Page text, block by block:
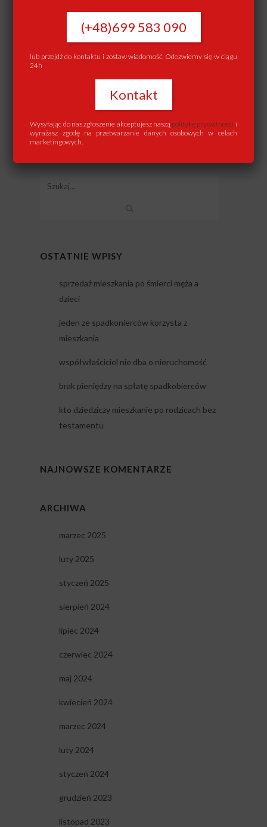
Budowa domu – na co zwrócić uwagę, aby nie
Jak stać się inwestorem w crowdfundingu
nieruchomościowym?
Dlaczego otwarte domy nie są warte dla
Wybór z firm kupujących dom
OSTATNIE WPISY
sprzedaż mieszkania po śmierci męża a
dzieci
jeden ze spadkonierców korzysta z
mieszkania
współwłaściciel nie dba o nieruchomość
brak pieniędzy na spłatę spadkobierców
kto dziedziczy mieszkanie po rodzicach bez
testamentu
NAJNOWSZE KOMENTARZE
ARCHIWA
marzec 2025
luty 2025
styczeń 2025
sierpień 2024
lipiec 2024
czerwiec 2024
maj 2024
kwiecień 2024
marzec 2024
luty 2024
styczeń 2024
grudzień 2023
listopad 2023
(+48)699 583 090
lub przejdź do kontaktu i zostaw wiadomość. Odezwiemy się w ciągu
24h
Kontakt
Wysyłając do nas zgłoszenie akceptujesz naszą politykę prywatności i
wyrażasz zgodę na przetwarzanie danych osobowych w celach
marketingowych.